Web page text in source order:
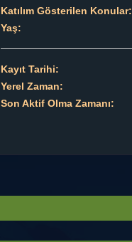
Katılım Gösterilen Konular:
Yaş:
Kayıt Tarihi:
Yerel Zaman:
Son Aktif Olma Zamanı: